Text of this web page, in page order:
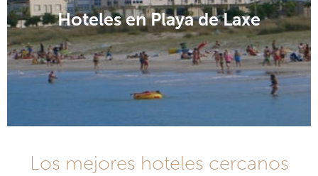
Hoteles en Playa de Laxe
Los mejores hoteles cercanos